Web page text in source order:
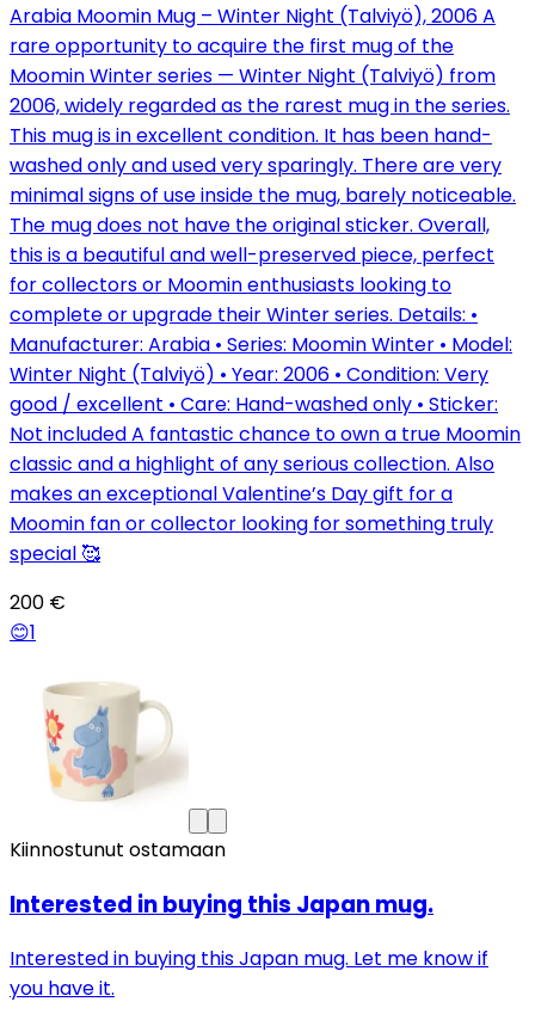
Arabia Moomin Mug – Winter Night (Talviyö), 2006 A
rare opportunity to acquire the first mug of the
Moomin Winter series — Winter Night (Talviyö) from
2006, widely regarded as the rarest mug in the series.
This mug is in excellent condition. It has been hand-
washed only and used very sparingly. There are very
minimal signs of use inside the mug, barely noticeable.
The mug does not have the original sticker. Overall,
this is a beautiful and well-preserved piece, perfect
for collectors or Moomin enthusiasts looking to
complete or upgrade their Winter series. Details: •
Manufacturer: Arabia • Series: Moomin Winter • Model:
Winter Night (Talviyö) • Year: 2006 • Condition: Very
good / excellent • Care: Hand-washed only • Sticker:
Not included A fantastic chance to own a true Moomin
classic and a highlight of any serious collection. Also
makes an exceptional Valentine’s Day gift for a
Moomin fan or collector looking for something truly
special 🥰
200 €
😊1
Kiinnostunut ostamaan
Interested in buying this Japan mug.
Interested in buying this Japan mug. Let me know if
you have it.